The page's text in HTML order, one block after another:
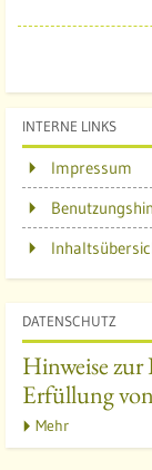
INTERNE LINKS
Impressum
DATENSCHUTZ
Hinweise
Erfüllung
Mehr